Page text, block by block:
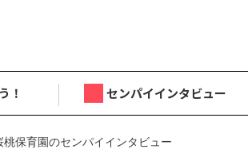
！ センパイインタビュー
桃保育園のセンパイインタビュー